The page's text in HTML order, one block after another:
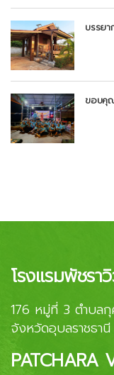
บรรยา
ขอบคุ
โรงแรมพัชรา
176 หมู่ที่ 3 ตำบลกุ
จังหวัดอุบลราชธา
PATCHARA